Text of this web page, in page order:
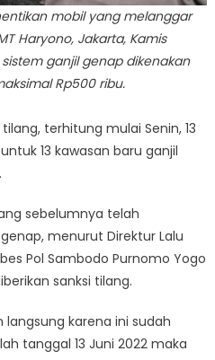
mobil yang melanggar
Haryono, Jakarta, Kamis
ganjil genap dikenakan
Rp500 ribu.
terhitung mulai Senin, 13
13 kawasan baru ganjil
sebelumnya telah
menurut Direktur Lalu
Pol Sambodo Purnomo Yogo
sanksi tilang.
langsung karena ini sudah
tanggal 13 Juni 2022 maka